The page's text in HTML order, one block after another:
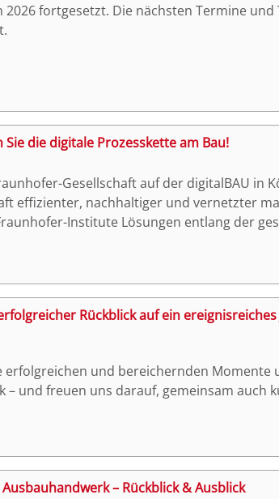
fortgesetzt. Die nächsten Termine und
die digitale Prozesskette am Bau!
Gesellschaft auf der digitalBAU in
effizienter, nachhaltiger und vernetzter
Institute Lösungen entlang der
Rückblick auf ein ereignisreiches
erfolgreichen und bereichernden Momente
und freuen uns darauf, gemeinsam auch
– Rückblick & Ausblick